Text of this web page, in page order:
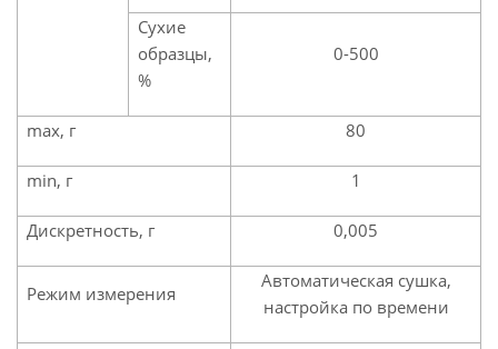
Сухие
образцы,
%
0-500
max, г 80
min, г 1
Дискретность, г 0,005
Режим измерения
Автоматическая сушка,
настройка по времени